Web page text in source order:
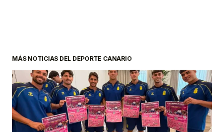
MÁS NOTICIAS DEL DEPORTE CANARIO